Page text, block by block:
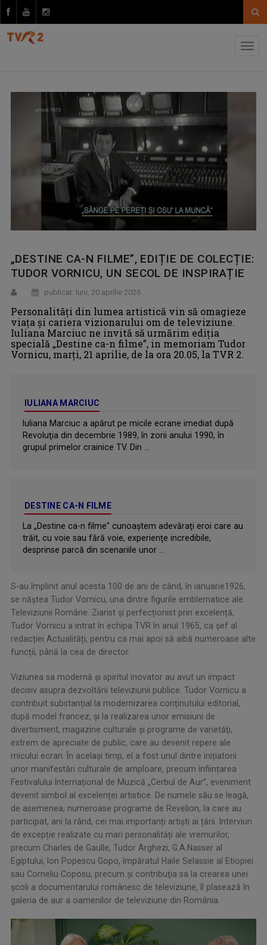
„DESTINE CA-N FILME”, EDIȚIE DE COLECȚIE:
TUDOR VORNICU, UN SECOL DE INSPIRAȚIE
publicat: luni, 20 aprilie 2026
Personalităţi din lumea artistică vin să omagieze
viaţa şi cariera vizionarului om de televiziune.
Iuliana Marciuc ne invită să urmărim ediţia
specială „Destine ca-n filme”, in memoriam Tudor
Vornicu, marţi, 21 aprilie, de la ora 20.05, la TVR 2.
IULIANA MARCIUC
Iuliana Marciuc a apărut pe micile ecrane imediat după
Revoluţia din decembrie 1989, în zorii anului 1990, în
grupul primelor crainice TV. Din ...
DESTINE CA-N FILME
La „Destine ca-n filme" cunoaştem adevăraţi eroi care au
trăit, cu voie sau fără voie, experienţe incredibile,
desprinse parcă din scenariile unor ...
S-au împlinit anul acesta 100 de ani de când, în ianuarie1926,
se năștea Tudor Vornicu, una dintre figurile emblematice ale
Televiziunii Române. Ziarist și perfecționist prin excelență,
Tudor Vornicu a intrat în echipa TVR în anul 1965, ca șef al
redacției Actualități, pentru ca mai apoi să aibă numeroase alte
funcții, până la cea de director.
Viziunea sa modernă și spiritul inovator au avut un impact
decisiv asupra dezvoltării televiziunii publice. Tudor Vornicu a
contribuit substanțial la modernizarea conținutului editorial,
după model francez, și la realizarea unor emisiuni de
divertisment, magazine culturale și programe de varietăţi,
extrem de apreciate de public, care au devenit repere ale
micului ecran. În același timp, el a fost unul dintre inițiatorii
unor manifestări culturale de amploare, precum înființarea
Festivalului Internațional de Muzică „Cerbul de Aur”, eveniment
devenit simbol al excelenței artistice. De numele său se leagă,
de asemenea, numeroase programe de Revelion, la care au
participat, ani la rând, cei mai importanți artiști ai țării. Interviuri
de excepție realizate cu mari personalități ale vremurilor,
precum Charles de Gaulle, Tudor Arghezi, G.A.Nasser al
Egiptului, Ion Popescu Gopo, împăratul Haile Selassie al Etiopiei
sau Corneliu Coposu, precum şi contribuţia sa la crearea unei
școli a documentarului românesc de televiziune, îl plasează în
galeria de aur a oamenilor de televiziune din România.